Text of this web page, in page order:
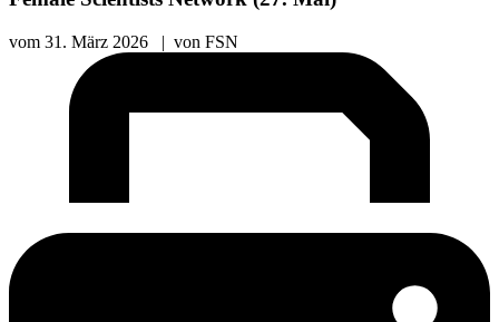
vom 31. März 2026 | von FSN